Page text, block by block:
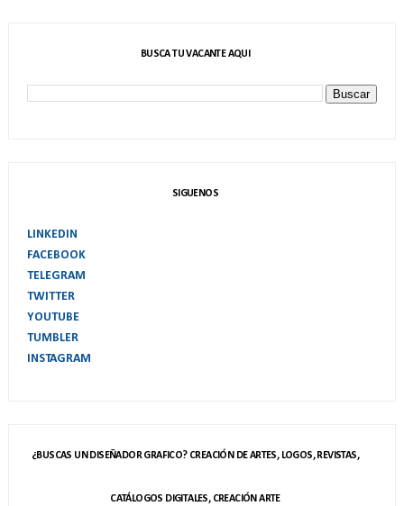
BUSCA TU VACANTE AQUI
SIGUENOS
LINKEDIN
FACEBOOK
TELEGRAM
TWITTER
YOUTUBE
TUMBLER
INSTAGRAM
¿BUSCAS UN DISEÑADOR GRAFICO? CREACIÓN DE ARTES, LOGOS, REVISTAS,
CATÁLOGOS DIGITALES, CREACIÓN ARTE